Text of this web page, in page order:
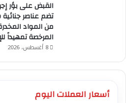
القبض على بؤر
تضم عناصر
من المواد
المرخصة تمهيداً
8 أغسطس، 2026
أسعار العملات اليوم